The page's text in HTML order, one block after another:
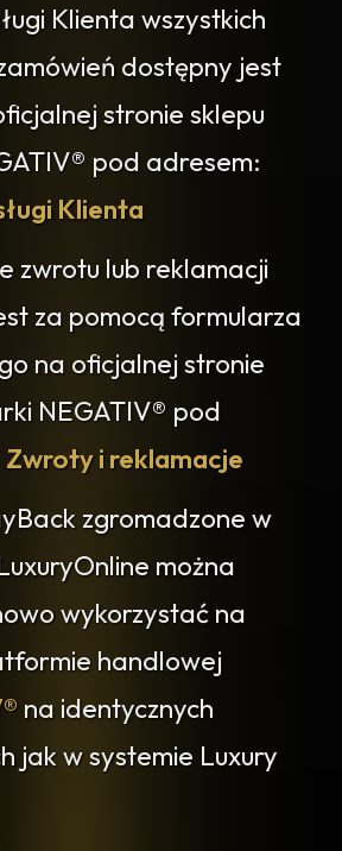
Klienta wszystkich
dostępny jest
stronie sklepu
pod adresem:
Klienta
zwrotu lub reklamacji
za pomocą formularza
na oficjalnej stronie
NEGATIV® pod
Zwroty i reklamacje
zgromadzone w
można
wykorzystać na
handlowej
na identycznych
jak w systemie Luxury